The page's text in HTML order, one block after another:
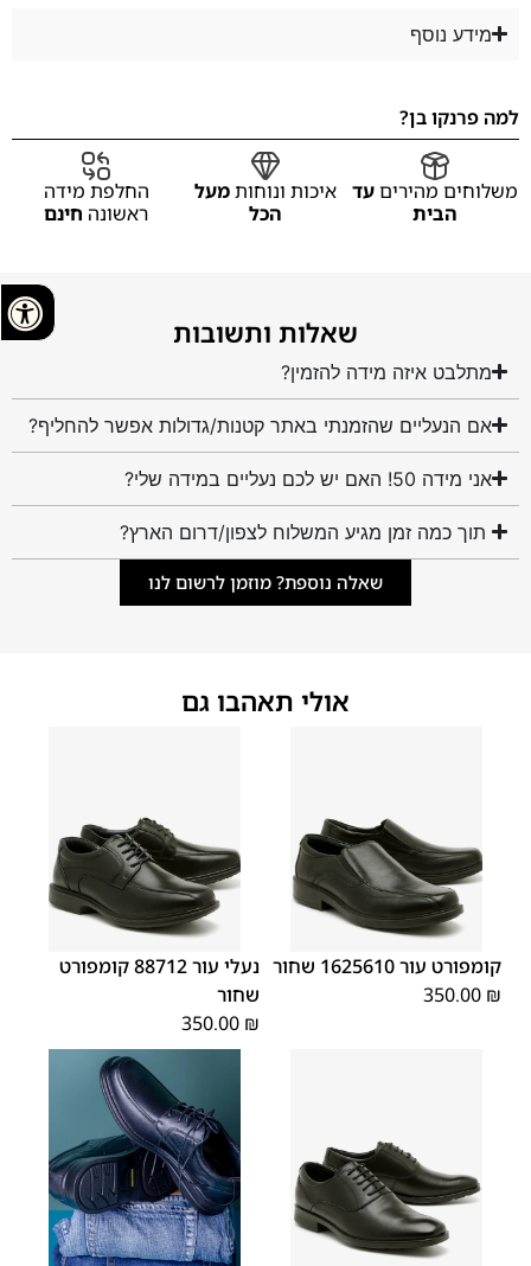
מידע נוסף
למה פרנקו בן?
משלוחים מהיריםעד
הבית
איכות ונוחותמעל
הכל
החלפת מידה
ראשונה חינם
שאלות ותשובות
מתלבט איזה מידה להזמין?
אם הנעליים שהזמנתי באתר קטנות/גדולות אפשר להחליף?
אני מידה 50! האם יש לכם נעליים במידה שלי?
תוך כמה זמן מגיע המשלוח לצפון/דרום הארץ?
שאלה נוספת? מוזמן לרשום לנו
אולי תאהבו גם
40
41
42
43
44
קומפורט עור 1625610 שחור
350.00 ₪
40
41
42
43
44
נעלי עור 88712 קומפורט
שחור
350.00 ₪
40
41
42
43
44
39
40
41
42
43
44
45